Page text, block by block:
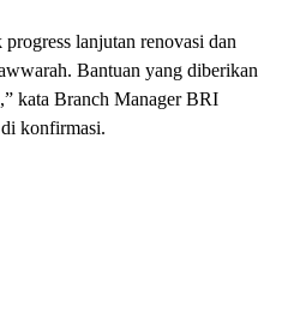
lanjutan renovasi dan
Bantuan yang diberikan
kata Branch Manager BRI
konfirmasi.